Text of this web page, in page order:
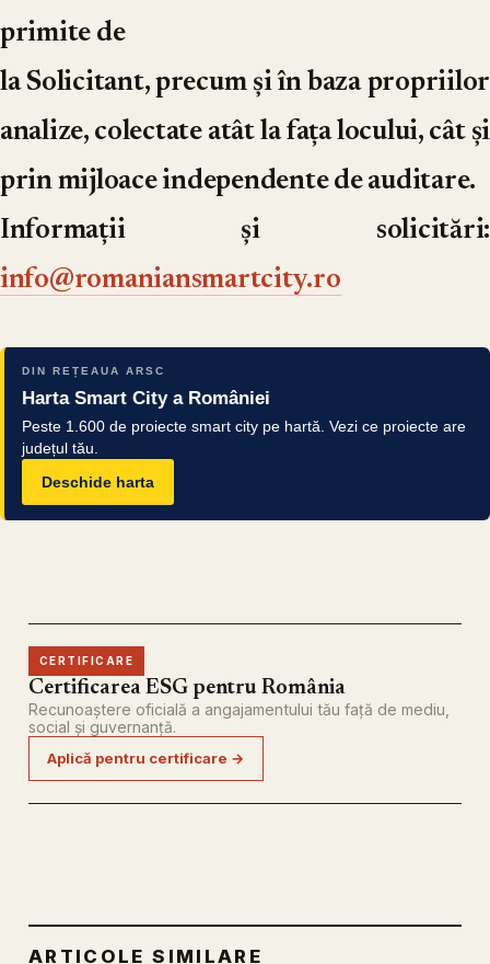
primite de
la Solicitant, precum și în baza propriilor
analize, colectate atât la fața locului, cât și
prin mijloace independente de auditare.
Informații și solicitări:
info@romaniansmartcity.ro
DIN REȚEAUA ARSC
Harta Smart City a României
Peste 1.600 de proiecte smart city pe hartă. Vezi ce proiecte are
județul tău.
Deschide harta
CERTIFICARE
Certificarea ESG pentru România
Recunoaștere oficială a angajamentului tău față de mediu,
social și guvernanță.
Aplică pentru certificare →
ARTICOLE SIMILARE